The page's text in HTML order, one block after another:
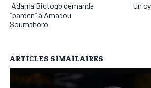
Adama Bictogo demande
‘’pardon’’ à Amadou
Soumahoro
Un
ARTICLES SIMAILAIRES